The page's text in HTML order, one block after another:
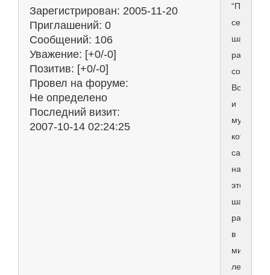
Зарегистрирован: 2005-11-20
Приглашений: 0
Сообщений: 106
Уважение: [+0/-0]
Позитив: [+0/-0]
Провел на форуме:
Не определено
Последний визит:
2007-10-14 02:24:25
себе
шар,
со
и
муху,
которая
садится
на
этот
шар
раз
в
миллион
лет.